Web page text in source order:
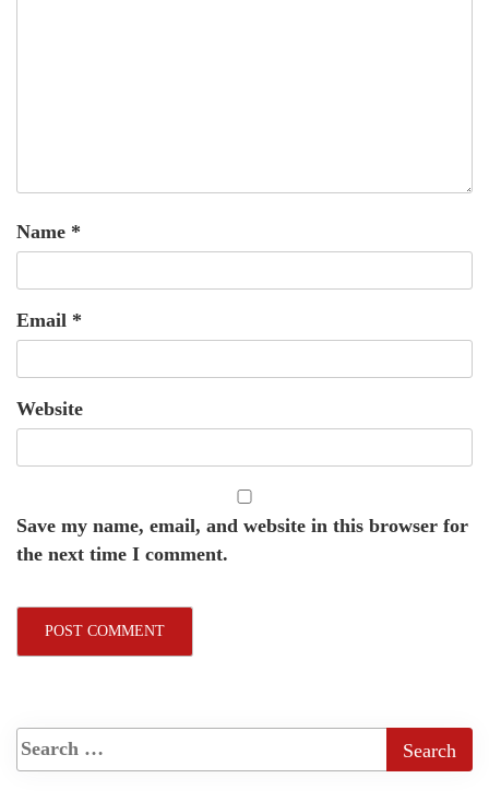
Name *
Email *
Website
Save my name, email, and website in this browser for
the next time I comment.